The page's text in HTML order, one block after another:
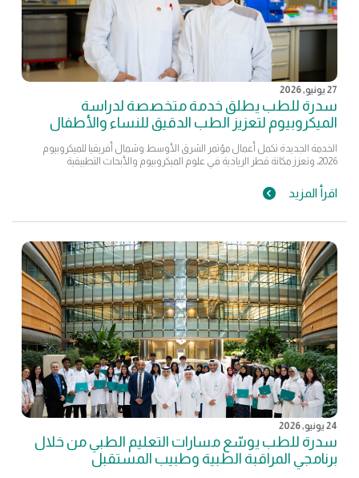
27 يونيو, 2026
سدرة للطب يطلق خدمة متخصصة لدراسة
الميكروبيوم لتعزيز الطب الدقيق للنساء والأطفال
الخدمة الجديدة تكمل أعمال مؤتمر الشرق الأوسط وشمال أفريقيا للميكروبيوم
2026، وتعزز مكانة قطر الريادية في علوم الميكروبيوم والأبحاث التطبيقية
اقرأ المزيد
24 يونيو, 2026
سدرة للطب يوسّع مسارات التعليم الطبي من خلال
برنامجي المراقبة الطبية وطبيب المستقبل